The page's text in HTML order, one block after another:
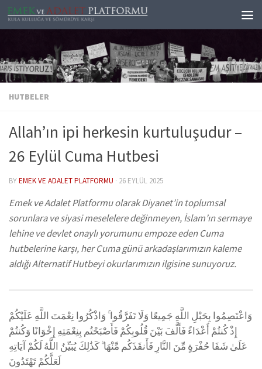
Skip to content
HUTBELER
Allah’ın ipi herkesin kurtuluşudur –
26 Eylül Cuma Hutbesi
BYEMEK VE ADALET PLATFORMU · 26 EYLÜL 2025
Emek ve Adalet Platformu olarak Diyanet’in toplumsal
sorunlara ve siyasi meselelere değinmeyen, İslam’ın sermaye
lehine ve devlet onaylı yorumunu empoze eden Cuma
hutbelerine karşı, her Cuma günü arkadaşlarımızın kaleme
aldığı Alternatif Hutbeyi okurlarımızın ilgisine sunuyoruz.
وَاعْتَصِمُوا بِحَبْلِ اللَّهِ جَمِيعًا وَلَا تَفَرَّقُوا ۚ وَاذْكُرُوا نِعْمَتَ اللَّهِ عَلَيْكُمْ
إِذْ كُنتُمْ أَعْدَاءً فَأَلَّفَ بَيْنَ قُلُوبِكُمْ فَأَصْبَحْتُم بِنِعْمَتِهِ إِخْوَانًا وَكُنتُمْ
عَلَىٰ شَفَا حُفْرَةٍ مِّنَ النَّارِ فَأَنقَذَكُم مِّنْهَا ۗ كَذَٰلِكَ يُبَيِّنُ اللَّهُ لَكُمْ آيَاتِهِ
لَعَلَّكُمْ تَهْتَدُونَ